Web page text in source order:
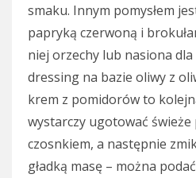
smaku. Innym pomysłem
papryką czerwoną i
niej orzechy lub nasiona
dressing na bazie oliwy z
krem z pomidorów to
wystarczy ugotować
czosnkiem, a następnie
gładką masę – można